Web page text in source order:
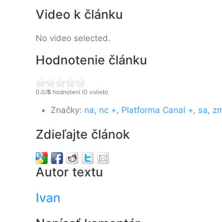
Video k článku
No video selected.
Hodnotenie článku
0.0/5 hodnotení (0 volieb)
Značky: na, nc +, Platforma Canal +, sa,
Zdieľajte článok
Autor textu
Ivan